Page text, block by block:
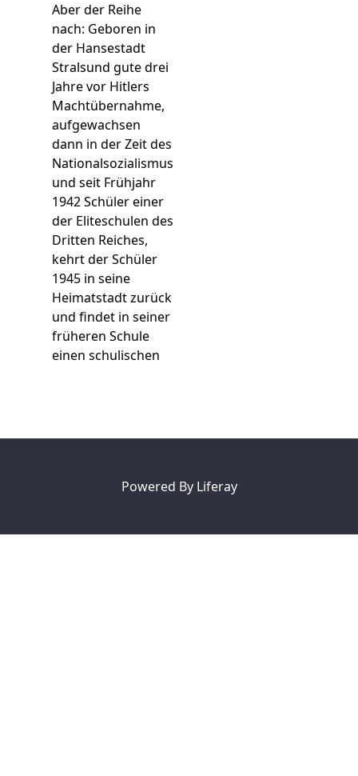
Aber der Reihe
nach: Geboren in
der Hansestadt
Stralsund gute drei
Jahre vor Hitlers
Machtübernahme,
aufgewachsen
dann in der Zeit des
Nationalsozialismus
und seit Frühjahr
1942 Schüler einer
der Eliteschulen des
Dritten Reiches,
kehrt der Schüler
1945 in seine
Heimatstadt zurück
und findet in seiner
früheren Schule
einen schulischen
Powered By Liferay